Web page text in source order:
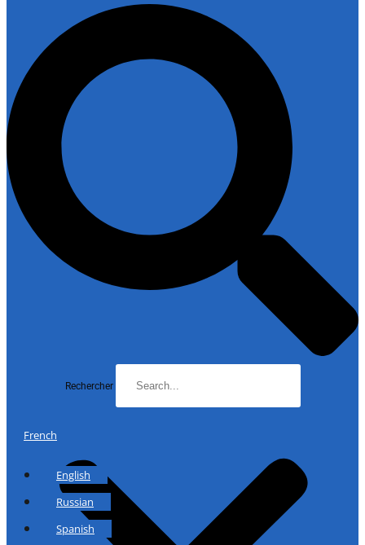
Rechercher
French
English
Russian
Spanish